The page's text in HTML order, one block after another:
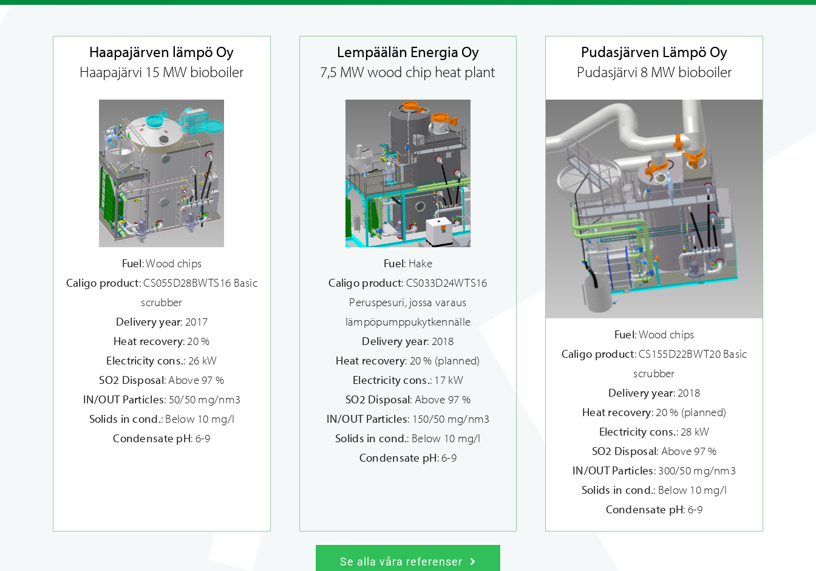
Haapajärven lämpö Oy
Haapajärvi 15 MW bioboiler
Fuel: Wood chips
Caligo product: CS055D28BWTS16 Basic
scrubber
Delivery year: 2017
Heat recovery: 20 %
Electricity cons.: 26 kW
SO2 Disposal: Above 97 %
IN/OUT Particles: 50/50 mg/nm3
Solids in cond.: Below 10 mg/l
Condensate pH: 6-9
Lempäälän Energia Oy
7,5 MW wood chip heat plant
Fuel: Hake
Caligo product: CS033D24WTS16
Peruspesuri, jossa varaus
lämpöpumppukytkennälle
Delivery year: 2018
Heat recovery: 20 % (planned)
Electricity cons.: 17 kW
SO2 Disposal: Above 97 %
IN/OUT Particles: 150/50 mg/nm3
Solids in cond.: Below 10 mg/l
Condensate pH: 6-9
Pudasjärven Lämpö Oy
Pudasjärvi 8 MW bioboiler
Fuel: Wood chips
Caligo product: CS155D22BWT20 Basic
scrubber
Delivery year: 2018
Heat recovery: 20 % (planned)
Electricity cons.: 28 kW
SO2 Disposal: Above 97 %
IN/OUT Particles: 300/50 mg/nm3
Solids in cond.: Below 10 mg/l
Condensate pH: 6-9
Se alla våra referenser